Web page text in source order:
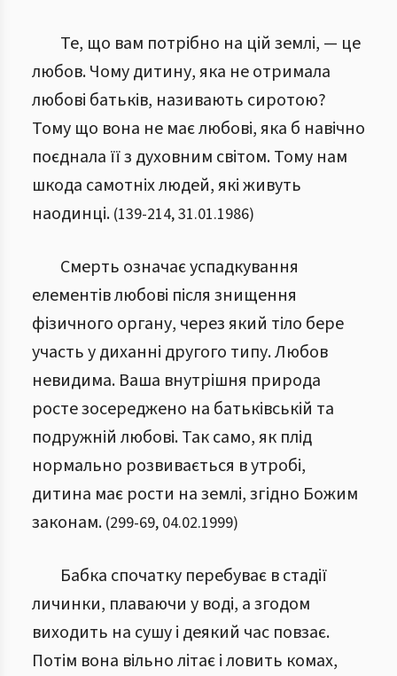
Те, що вам потрібно на цій землі, — це
любов. Чому дитину, яка не отримала
любові батьків, називають сиротою?
Тому що вона не має любові, яка б навічно
поєднала її з духовним світом. Тому нам
шкода самотніх людей, які живуть
наодинці. (139-214,31.01.1986)
Смерть означає успадкування
елементів любові після знищення
фізичного органу, через який тіло бере
участь у диханні другого типу. Любов
невидима. Ваша внутрішня природа
росте зосереджено на батьківській та
подружній любові. Так само, як плід
нормально розвивається в утробі,
дитина має рости на землі, згідно Божим
законам. (299-69, 04.02.1999)
Бабка спочатку перебуває в стадії
личинки, плаваючи у воді, а згодом
виходить на сушу і деякий час повзає.
Потім вона вільно літає і ловить комах,